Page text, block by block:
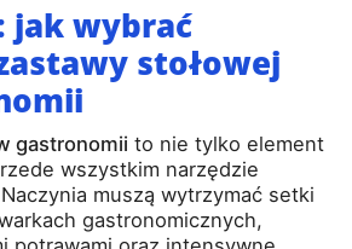
BEZPŁATNE KONTO
jak wybrać
stołowej